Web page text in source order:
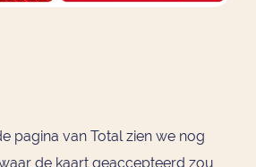
pagina van Total zien we nog
de kaart geaccepteerd zou